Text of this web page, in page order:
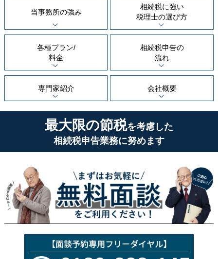
当事務所の強み
相続税に強い
税理士の選び方
各種プラン/
料金
相続税申告の
流れ
専門家紹介 会社概要
最大限の節税を考慮した
相続税申告業務に努めます